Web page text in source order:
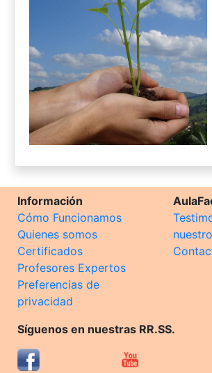
Información
Cómo Funcionamos
Quienes somos
Certificados
Profesores Expertos
Preferencias de
privacidad
Síguenos en nuestras RR.SS.